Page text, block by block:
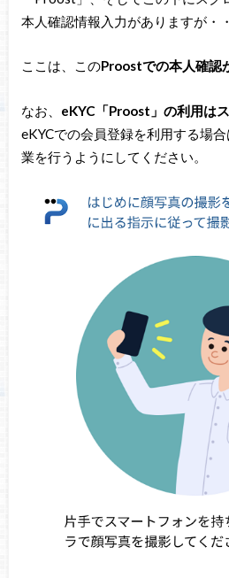
本人確認情報入力がありますが・・
ここは、このProostでの本人確認
なお、 eKYC「Proost」の利用は
eKYCでの会員登録を利用する場
業を行うようにしてください。